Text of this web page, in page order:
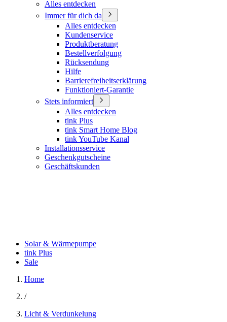
Alles entdecken
Immer für dich da
Alles entdecken
Kundenservice
Produktberatung
Bestellverfolgung
Rücksendung
Hilfe
Barrierefreiheitserklärung
Funktioniert-Garantie
Stets informiert
Alles entdecken
tink Plus
tink Smart Home Blog
tink YouTube Kanal
Installationsservice
Geschenkgutscheine
Geschäftskunden
Solar & Wärmepumpe
tink Plus
Sale
Home
/
Licht & Verdunkelung